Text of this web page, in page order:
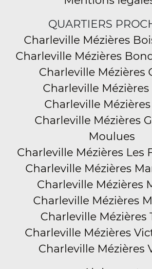
QUARTIERS
Charleville Mézières
Charleville Mézières
Charleville Mézières
Charleville
Charleville
Charleville Mézières
Moulues
Charleville Mézières Les
Charleville Mézières
Charleville Mézières
Charleville Mézières
Charleville Mézières
Charleville Mézières
Charleville Mézières